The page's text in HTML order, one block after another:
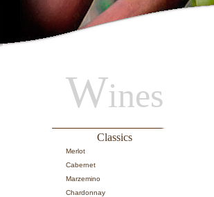
Wines
Classics
Merlot
Cabernet
Marzemino
Chardonnay